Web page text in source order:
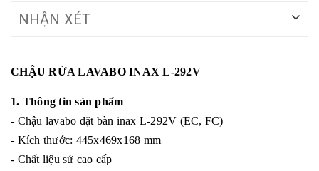
NHẬN XÉT
CHẬU RỬA LAVABO INAX L-292V
1. Thông tin sản phẩm
- Chậu lavabo đặt bàn inax L-292V (EC, FC)
- Kích thước: 445x469x168 mm
- Chất liệu sứ cao cấp